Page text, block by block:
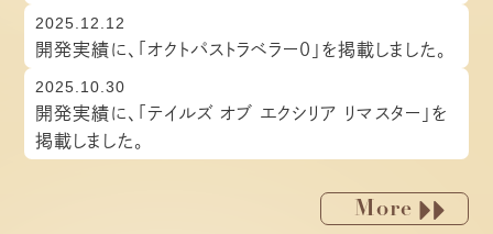
Privacy Policy
2025.12.12
開発実績に、「オクトパストラベラー0」を掲載しました。
2025.10.30
開発実績に、「テイルズ オブ エクシリア リマスター」を
掲載しました。
More